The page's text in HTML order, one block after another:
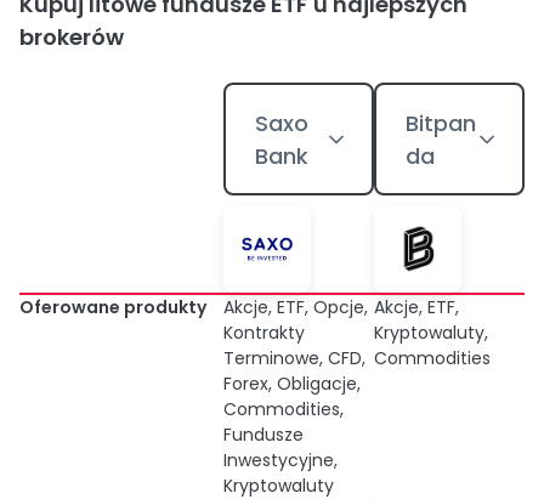
brokerów
Saxo
Bank
Bitpan
da
Oferowane produkty
Akcje, ETF, Opcje,
Kontrakty
Terminowe, CFD,
Forex, Obligacje,
Commodities,
Fundusze
Inwestycyjne,
Kryptowaluty
Akcje, ETF,
Kryptowaluty,
Commodities